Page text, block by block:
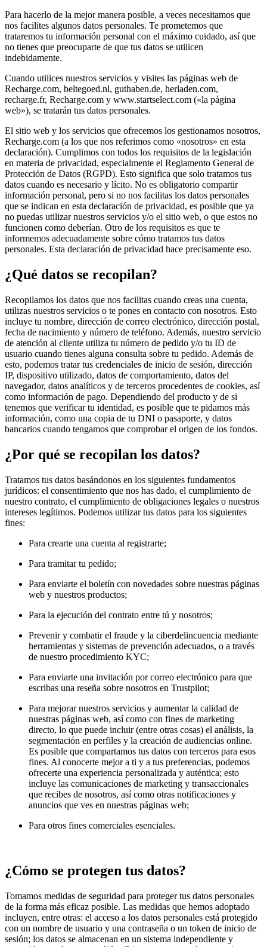
Para hacerlo de la mejor manera posible, a veces necesitamos que
nos facilites algunos datos personales. Te prometemos que
trataremos tu información personal con el máximo cuidado, así que
no tienes que preocuparte de que tus datos se utilicen
indebidamente.
Cuando utilices nuestros servicios y visites las páginas web de
Recharge.com, beltegoed.nl, guthaben.de, herladen.com,
recharge.fr, Recharge.com y www.startselect.com («la página
web»), se tratarán tus datos personales.
El sitio web y los servicios que ofrecemos los gestionamos nosotros,
Recharge.com (a los que nos referimos como «nosotros» en esta
declaración). Cumplimos con todos los requisitos de la legislación
en materia de privacidad, especialmente el Reglamento General de
Protección de Datos (RGPD). Esto significa que solo tratamos tus
datos cuando es necesario y lícito. No es obligatorio compartir
información personal, pero si no nos facilitas los datos personales
que se indican en esta declaración de privacidad, es posible que ya
no puedas utilizar nuestros servicios y/o el sitio web, o que estos no
funcionen como deberían. Otro de los requisitos es que te
informemos adecuadamente sobre cómo tratamos tus datos
personales. Esta declaración de privacidad hace precisamente eso.
¿Qué datos se recopilan?
Recopilamos los datos que nos facilitas cuando creas una cuenta,
utilizas nuestros servicios o te pones en contacto con nosotros. Esto
incluye tu nombre, dirección de correo electrónico, dirección postal,
fecha de nacimiento y número de teléfono. Además, nuestro servicio
de atención al cliente utiliza tu número de pedido y/o tu ID de
usuario cuando tienes alguna consulta sobre tu pedido. Además de
esto, podemos tratar tus credenciales de inicio de sesión, dirección
IP, dispositivo utilizado, datos de comportamiento, datos del
navegador, datos analíticos y de terceros procedentes de cookies, así
como información de pago. Dependiendo del producto y de si
tenemos que verificar tu identidad, es posible que te pidamos más
información, como una copia de tu DNI o pasaporte, y datos
bancarios cuando tengamos que comprobar el origen de los fondos.
¿Por qué se recopilan los datos?
Tratamos tus datos basándonos en los siguientes fundamentos
jurídicos: el consentimiento que nos has dado, el cumplimiento de
nuestro contrato, el cumplimiento de obligaciones legales o nuestros
intereses legítimos. Podemos utilizar tus datos para los siguientes
fines:
Para crearte una cuenta al registrarte;
Para tramitar tu pedido;
Para enviarte el boletín con novedades sobre nuestras páginas
web y nuestros productos;
Para la ejecución del contrato entre tú y nosotros;
Prevenir y combatir el fraude y la ciberdelincuencia mediante
herramientas y sistemas de prevención adecuados, o a través
de nuestro procedimiento KYC;
Para enviarte una invitación por correo electrónico para que
escribas una reseña sobre nosotros en Trustpilot;
Para mejorar nuestros servicios y aumentar la calidad de
nuestras páginas web, así como con fines de marketing
directo, lo que puede incluir (entre otras cosas) el análisis, la
segmentación en perfiles y la creación de audiencias online.
Es posible que compartamos tus datos con terceros para esos
fines. Al conocerte mejor a ti y a tus preferencias, podemos
ofrecerte una experiencia personalizada y auténtica; esto
incluye las comunicaciones de marketing y transaccionales
que recibes de nosotros, así como otras notificaciones y
anuncios que ves en nuestras páginas web;
Para otros fines comerciales esenciales.
¿Cómo se protegen tus datos?
Tomamos medidas de seguridad para proteger tus datos personales
de la forma más eficaz posible. Las medidas que hemos adoptado
incluyen, entre otras: el acceso a los datos personales está protegido
con un nombre de usuario y una contraseña o un token de inicio de
sesión; los datos se almacenan en un sistema independiente y